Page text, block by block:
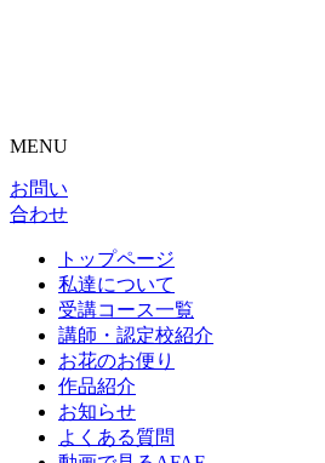
MENU
お問い
合わせ
トップページ
私達について
受講コース一覧
講師・認定校紹介
お花のお便り
作品紹介
お知らせ
よくある質問